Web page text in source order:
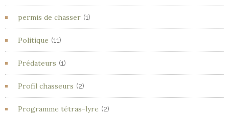
permis de chasser (1)
Politique (11)
Prédateurs (1)
Profil chasseurs (2)
Programme tétras-lyre (2)